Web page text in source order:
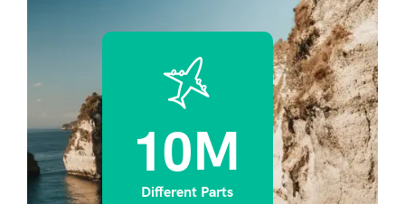
10M
Different Parts